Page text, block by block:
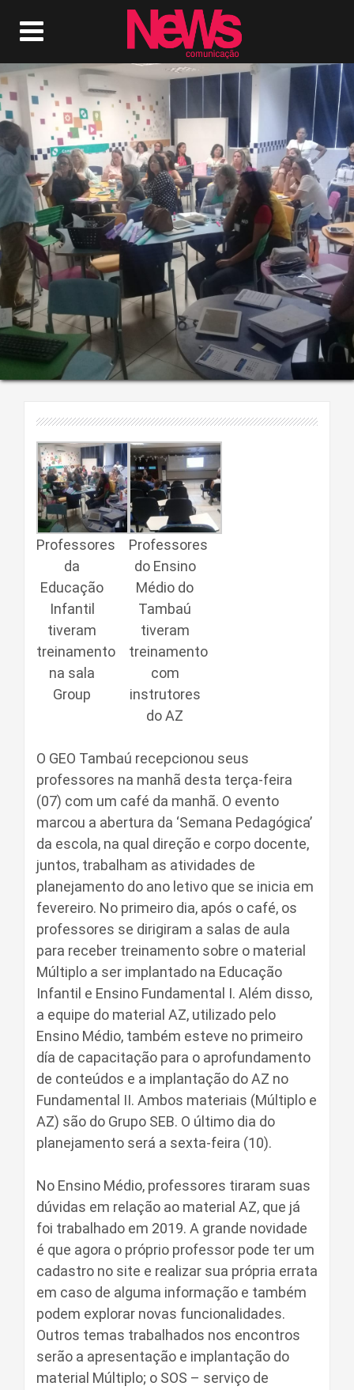
Professores
da
Educação
Infantil
tiveram
treinamento
na sala
Group
Professores
do Ensino
Médio do
Tambaú
tiveram
treinamento
com
instrutores
do AZ
O GEO Tambaú recepcionou seus
professores na manhã desta terça-feira
(07) com um café da manhã. O evento
marcou a abertura da ‘Semana Pedagógica’
da escola, na qual direção e corpo docente,
juntos, trabalham as atividades de
planejamento do ano letivo que se inicia em
fevereiro. No primeiro dia, após o café, os
professores se dirigiram a salas de aula
para receber treinamento sobre o material
Múltiplo a ser implantado na Educação
Infantil e Ensino Fundamental I. Além disso,
a equipe do material AZ, utilizado pelo
Ensino Médio, também esteve no primeiro
día de capacitação para o aprofundamento
de conteúdos e a implantação do AZ no
Fundamental II. Ambos materiais (Múltiplo e
AZ) são do Grupo SEB. O último dia do
planejamento será a sexta-feira (10).
No Ensino Médio, professores tiraram suas
dúvidas em relação ao material AZ, que já
foi trabalhado em 2019. A grande novidade
é que agora o próprio professor pode ter um
cadastro no site e realizar sua própria errata
em caso de alguma informação e também
podem explorar novas funcionalidades.
Outros temas trabalhados nos encontros
serão a apresentação e implantação do
material Múltiplo; o SOS – serviço de